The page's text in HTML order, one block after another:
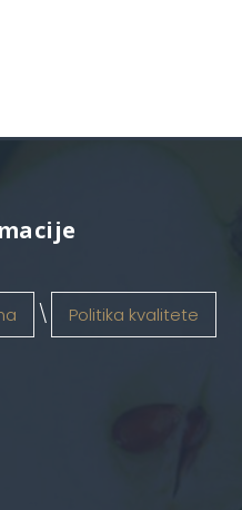
Politika kvalitete